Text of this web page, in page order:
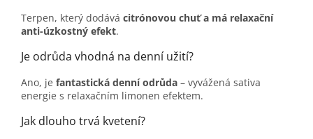
Terpen, který dodává citrónovou chuť a má relaxační
anti-úzkostný efekt.
Je odrůda vhodná na denní užití?
Ano, je fantastická denní odrůda – vyvážená sativa
energie s relaxačním limonen efektem.
Jak dlouho trvá kvetení?